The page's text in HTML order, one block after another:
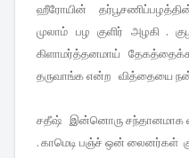
ஹீரோயின்
முலாம் பழ குளிர் அழகி .
கிளாமர்த்தனமாய்
தருவாங்க என்ற வித்தையை
சதீஷ் இன்னொரு சந்தானமாக
. காமெடி பஞ்ச் ஒன் லைனர்கள்